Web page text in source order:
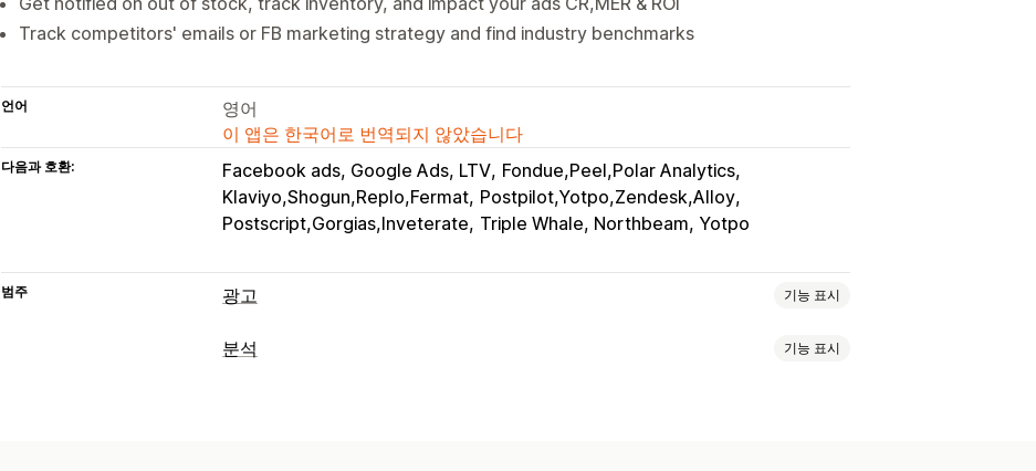
Track competitors' emails or FB marketing strategy and find industry benchmarks
언어
영어
이 앱은 한국어로 번역되지 않았습니다
다음과 호환: Facebook ads, Google Ads, LTV Fondue,Peel,Polar Analytics
Klaviyo,Shogun,Replo,Fermat Postpilot,Yotpo,Zendesk,Alloy
Postscript,Gorgias,Inveterate Triple Whale, Northbeam, Yotpo
범주 광고 기능 표시
타게팅
분석 기능 표시